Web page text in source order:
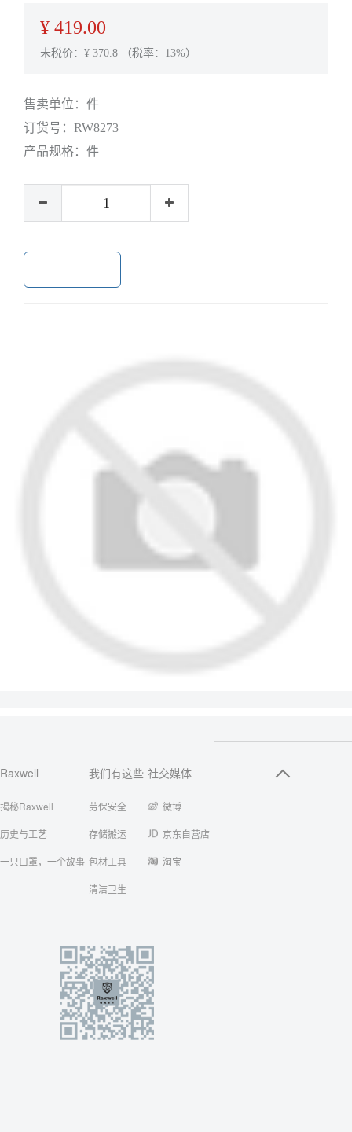
¥ 419.00
未税价：¥ 370.8 （税率：13%）
售卖单位： 件
订货号： RW8273
产品规格： 件
Raxwell
揭秘Raxwell
历史与工艺
一只口罩，一个故事
我们有这些
劳保安全
存储搬运
包材工具
清洁卫生
社交媒体
微博
京东自营店
淘宝